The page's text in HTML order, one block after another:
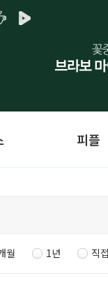
피플
월 1년 직